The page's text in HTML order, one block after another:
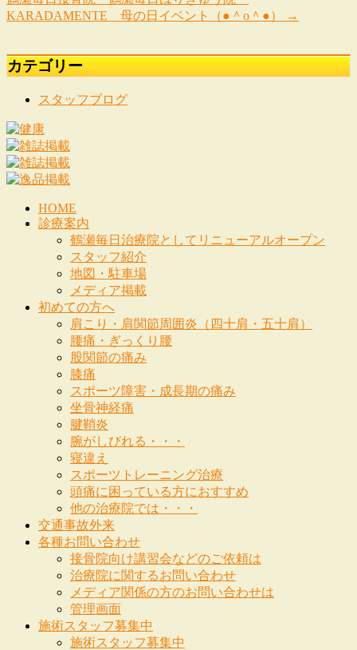
KARADAMENTE 母の日イベント（●＾o＾●）
→
カテゴリー
スタッフブログ
HOME
診療案内
鶴瀬毎日治療院としてリニューアルオープン
スタッフ紹介
地図・駐車場
メディア掲載
初めての方へ
肩こり・肩関節周囲炎（四十肩・五十肩）
腰痛・ぎっくり腰
股関節の痛み
膝痛
スポーツ障害・成長期の痛み
坐骨神経痛
腱鞘炎
腕がしびれる・・・
寝違え
スポーツトレーニング治療
頭痛に困っている方におすすめ
他の治療院では・・・
交通事故外来
各種お問い合わせ
接骨院向け講習会などのご依頼は
治療院に関するお問い合わせ
メディア関係の方のお問い合わせは
管理画面
施術スタッフ募集中
施術スタッフ募集中